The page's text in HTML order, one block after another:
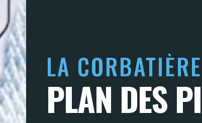
LA CORBATIÈRE
PLAN DES